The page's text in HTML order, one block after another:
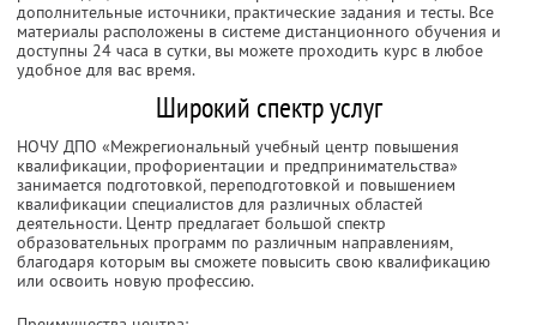
дополнительные источники, практические задания и тесты. Все
материалы расположены в системе дистанционного обучения и
доступны 24 часа в сутки, вы можете проходить курс в любое
удобное для вас время.
Широкий спектр услуг
НОЧУ ДПО «Межрегиональный учебный центр повышения
квалификации, профориентации и предпринимательства»
занимается подготовкой, переподготовкой и повышением
квалификации специалистов для различных областей
деятельности. Центр предлагает большой спектр
образовательных программ по различным направлениям,
благодаря которым вы сможете повысить свою квалификацию
или освоить новую профессию.